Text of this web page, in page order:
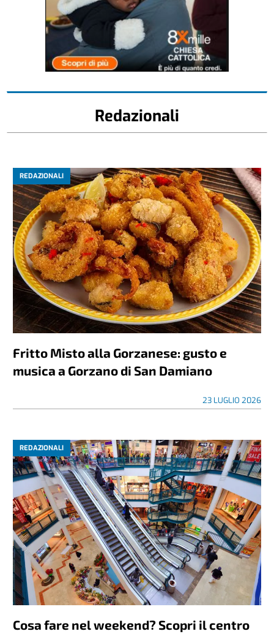
Redazionali
REDAZIONALI
Fritto Misto alla Gorzanese: gusto e
musica a Gorzano di San Damiano
23 LUGLIO 2026
REDAZIONALI
Cosa fare nel weekend? Scopri il centro